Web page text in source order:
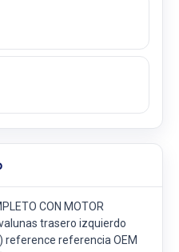
CON MOTOR
trasero izquierdo
reference referencia OEM